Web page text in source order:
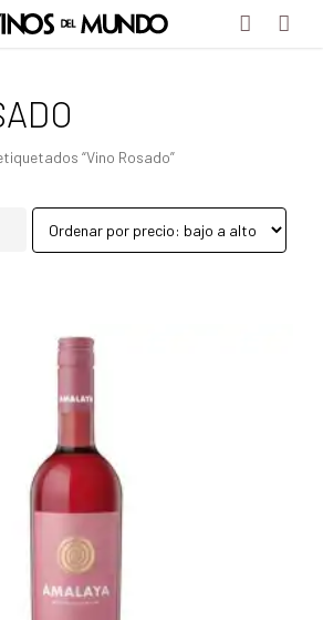
“Vino Rosado”